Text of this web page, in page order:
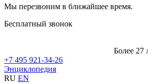
Мы перезвоним в ближайшее время.
Бесплатный звонок
Более 27
+7 495 921-34-26
Энциклопедия
RU EN